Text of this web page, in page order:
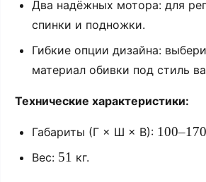
Два надёжных мотора: для
спинки и подножки.
Гибкие опции дизайна:
материал обивки под стиль
Технические характеристики:
Габариты (Г × Ш × В): 100–170
Вес: 51 кг.